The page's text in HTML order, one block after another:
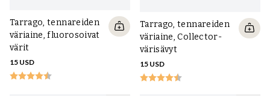
Tarrago, tennareiden
väriaine, fluorosoivat
värit
15 USD
Tarrago, tennareiden
väriaine, Collector-
värisävyt
15 USD